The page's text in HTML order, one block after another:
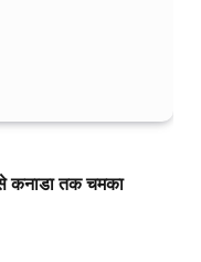
कनाडा तक चमका